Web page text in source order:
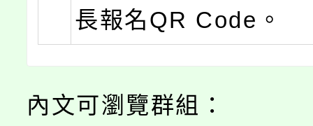
長報名QR Code。
內文可瀏覽群組：